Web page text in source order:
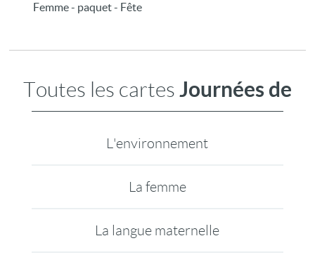
Femme - paquet - Fête
Toutes les cartes Journées de
L'environnement
La femme
La langue maternelle